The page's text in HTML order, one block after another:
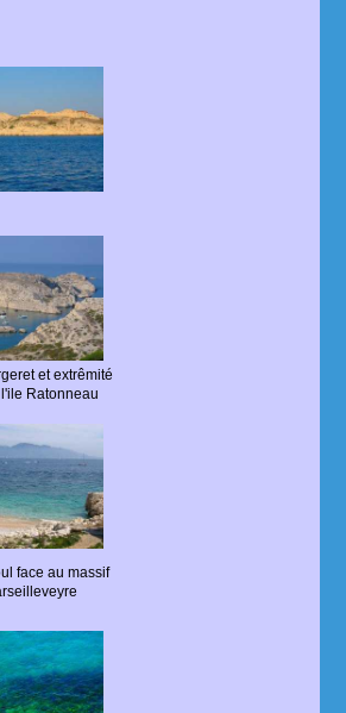
et extrêmité
Ratonneau
face au massif